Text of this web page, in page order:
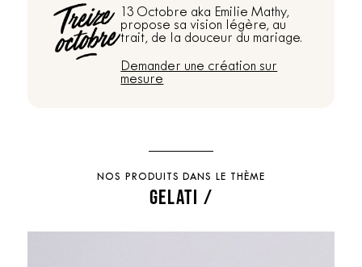
13 Octobre aka Emilie Mathy,
propose sa vision légère, au
trait, de la douceur du mariage.
Demander une création sur
mesure
NOS PRODUITS DANS LE THÈME
GELATI /